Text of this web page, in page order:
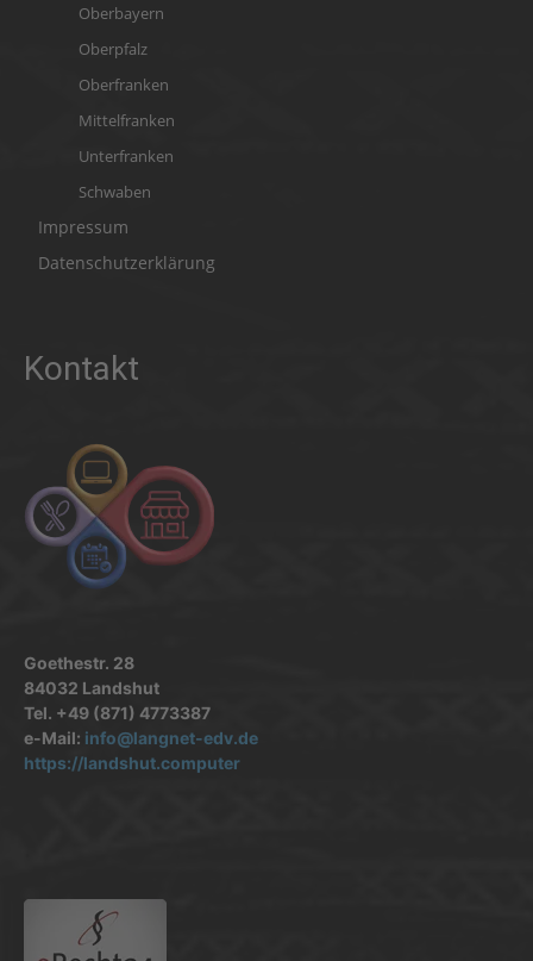
Oberbayern
Oberpfalz
Oberfranken
Mittelfranken
Unterfranken
Schwaben
Impressum
Datenschutzerklärung
Kontakt
Goethestr. 28
84032 Landshut
Tel. +49 (871) 4773387
e-Mail: info@langnet-edv.de
https://landshut.computer